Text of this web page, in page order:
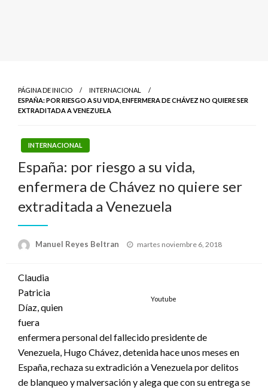
PÁGINA DE INICIO
INTERNACIONAL
ESPAÑA: POR RIESGO A SU VIDA, ENFERMERA DE CHÁVEZ NO QUIERE SER
EXTRADITADA A VENEZUELA
INTERNACIONAL
España: por riesgo a su vida,
enfermera de Chávez no quiere ser
extraditada a Venezuela
Manuel Reyes Beltran
Publicado
martes noviembre 6, 2018
Youtube
Claudia
Patricia
Díaz, quien
fuera
enfermera personal del fallecido presidente de
Venezuela, Hugo Chávez, detenida hace unos meses en
España, rechaza su extradición a Venezuela por delitos
de blanqueo y malversación y alega que con su entrega se